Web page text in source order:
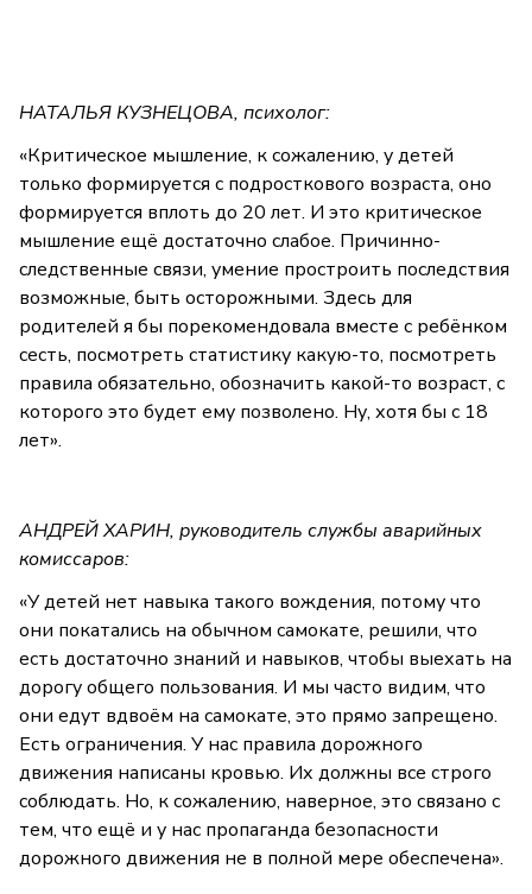
НАТАЛЬЯ КУЗНЕЦОВА, психолог:
«Критическое мышление, к сожалению, у детей
только формируется с подросткового возраста, оно
формируется вплоть до 20 лет. И это критическое
мышление ещё достаточно слабое. Причинно-
следственные связи, умение простроить последствия
возможные, быть осторожными. Здесь для
родителей я бы порекомендовала вместе с ребёнком
сесть, посмотреть статистику какую-то, посмотреть
правила обязательно, обозначить какой-то возраст, с
которого это будет ему позволено. Ну, хотя бы с 18
лет».
АНДРЕЙ ХАРИН, руководитель службы аварийных
комиссаров:
«У детей нет навыка такого вождения, потому что
они покатались на обычном самокате, решили, что
есть достаточно знаний и навыков, чтобы выехать на
дорогу общего пользования. И мы часто видим, что
они едут вдвоём на самокате, это прямо запрещено.
Есть ограничения. У нас правила дорожного
движения написаны кровью. Их должны все строго
соблюдать. Но, к сожалению, наверное, это связано с
тем, что ещё и у нас пропаганда безопасности
дорожного движения не в полной мере обеспечена».